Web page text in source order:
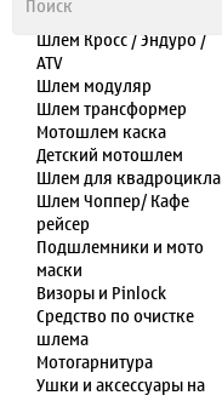
Шлем полулицевик
Шлем Кросс / Эндуро /
ATV
Шлем модуляр
Шлем трансформер
Мотошлем каска
Детский мотошлем
Шлем для квадроцикла
Шлем Чоппер/ Кафе
рейсер
Подшлемники и мото
маски
Визоры и Pinlock
Средство по очистке
шлема
Мотогарнитура
Ушки и аксессуары на